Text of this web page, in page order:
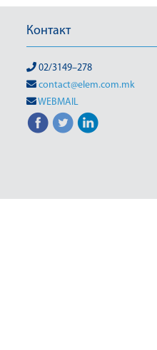
Контакт
02/3149–278
contact@elem.com.mk
WEBMAIL